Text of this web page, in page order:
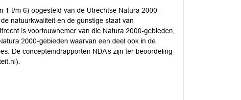
1 t/m 6) opgesteld van de Utrechtse Natura 2000-
natuurkwaliteit en de gunstige staat van
is voortouwnemer van die Natura 2000-gebieden,
2000-gebieden waarvan een deel ook in de
De concepteindrapporten NDA’s zijn ter beoordeling